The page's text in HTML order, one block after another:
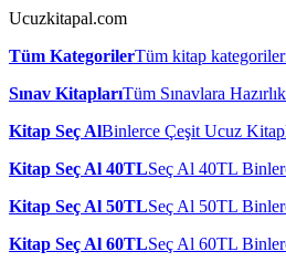
Ucuzkitapal.com
Tüm KategorilerTüm kitap
Sınav KitaplarıTüm Sınavlara
Kitap Seç AlBinlerce Çeşit Ucuz
Kitap Seç Al 40TLSeç Al 40TL
Kitap Seç Al 50TLSeç Al 50TL
Kitap Seç Al 60TLSeç Al 60TL